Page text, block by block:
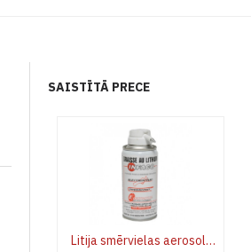
SAISTĪTĀ PRECE
Litija smērvielas aerosols Infaco 352B 200ml